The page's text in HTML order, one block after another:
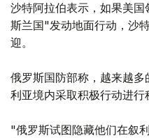
沙特阿拉伯表示，如果美
斯兰国"发动地面行动，沙
迎。
俄罗斯国防部称，越来越
利亚境内采取积极行动进行
"俄罗斯试图隐藏他们在叙